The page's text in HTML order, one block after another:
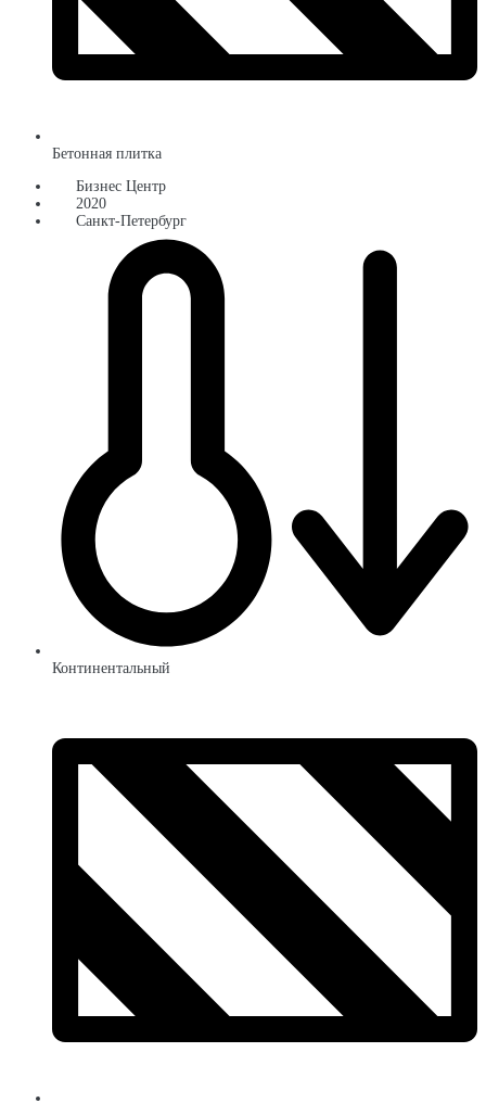
Бетонная плитка
Бизнес Центр
2020
Санкт-Петербург
Континентальный